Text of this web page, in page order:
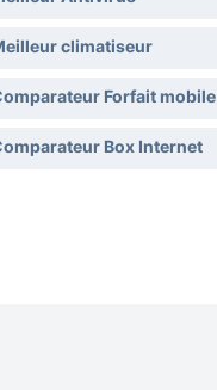
climatiseur
Forfait mobile
Box Internet